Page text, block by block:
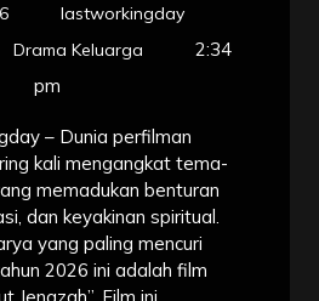
lastworkingday
Drama Keluarga
2:34
pm
– Dunia perfilman
kali mengangkat tema-
memadukan benturan
dan keyakinan spiritual.
yang paling mencuri
2026 ini adalah film